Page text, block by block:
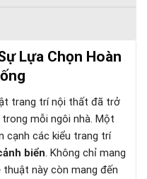
Lựa Chọn Hoàn
trang trí nội thất đã trở
mỗi ngôi nhà. Một
cạnh các kiểu trang trí
biển. Không chỉ mang
thuật này còn mang đến